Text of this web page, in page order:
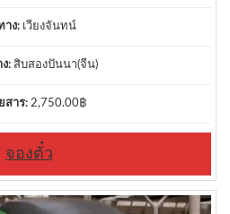
าง: เวียงจันทน์
: สิบสองปันนา(จีน)
สาร: 2,750.00฿
จองตั๋ว